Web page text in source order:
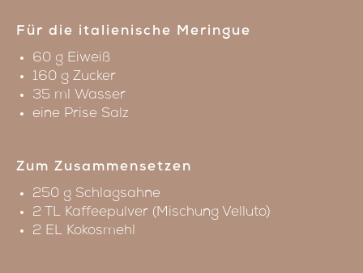
Für die italienische Meringue
60 g Eiweiß
160 g Zucker
35 ml Wasser
eine Prise Salz
Zum Zusammensetzen
250 g Schlagsahne
2 TL Kaffeepulver (Mischung Velluto)
2 EL Kokosmehl